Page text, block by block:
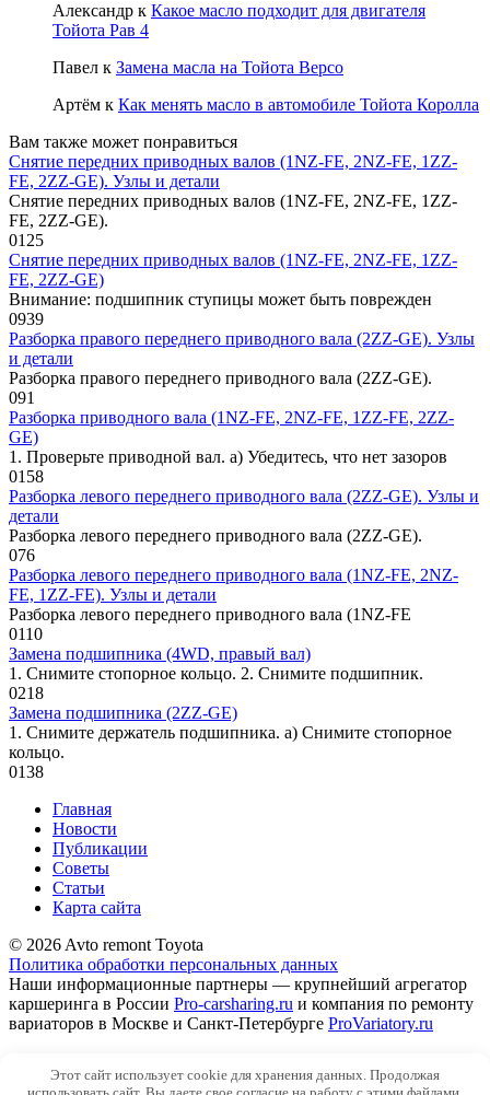
Александр к Какое масло подходит для двигателя
Тойота Рав 4
Павел к Замена масла на Тойота Версо
Артём к Как менять масло в автомобиле Тойота Королла
Вам также может понравиться
Снятие передних приводных валов (1NZ-FE, 2NZ-FE, 1ZZ-
FE, 2ZZ-GE). Узлы и детали
Снятие передних приводных валов (1NZ-FE, 2NZ-FE, 1ZZ-
FE, 2ZZ-GE).
0125
Снятие передних приводных валов (1NZ-FE, 2NZ-FE, 1ZZ-
FE, 2ZZ-GE)
Внимание: подшипник ступицы мо­жет быть поврежден
0939
Разборка правого переднего приводного вала (2ZZ-GE). Узлы
и детали
Разборка правого переднего приводного вала (2ZZ-GE).
091
Разборка приводного вала (1NZ-FE, 2NZ-FE, 1ZZ-FE, 2ZZ-
GE)
1. Проверьте приводной вал. а) Убедитесь, что нет зазоров
0158
Разборка левого переднего приводного вала (2ZZ-GE). Узлы и
детали
Разборка левого переднего приводного вала (2ZZ-GE).
076
Разборка левого переднего приводного вала (1NZ-FE, 2NZ-
FE, 1ZZ-FE). Узлы и детали
Разборка левого переднего приводного вала (1NZ-FE
0110
Замена подшипника (4WD, правый вал)
1. Снимите стопорное кольцо. 2. Снимите подшипник.
0218
Замена подшипника (2ZZ-GE)
1. Снимите держатель подшипника. а) Снимите стопорное
кольцо.
0138
Главная
Новости
Публикации
Советы
Статьи
Карта сайта
© 2026 Avto remont Toyota
Политика обработки персональных данных
Наши информационные партнеры — крупнейший агрегатор
каршеринга в России Pro-carsharing.ru и компания по ремонту
вариаторов в Москве и Санкт-Петербурге ProVariatory.ru
SiteNaWordpres.ru
Этот сайт использует cookie для хранения данных. Продолжая